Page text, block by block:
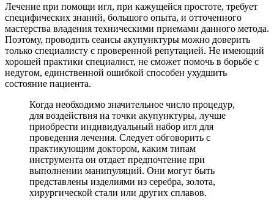
Лечение при помощи игл, при кажущейся простоте, требует
специфических знаний, большого опыта, и отточенного
мастерства владения техническими приемами данного метода.
Поэтому, проводить сеансы акупунктуры можно доверить
только специалисту с проверенной репутацией. Не имеющий
хорошей практики специалист, не сможет помочь в борьбе с
недугом, единственной ошибкой способен ухудшить
состояние пациента.
Когда необходимо значительное число процедур,
для воздействия на точки акупунктуры, лучше
приобрести индивидуальный набор игл для
проведения лечения. Следует обговорить с
практикующим доктором, каким типам
инструмента он отдает предпочтение при
выполнении манипуляций. Они могут быть
представлены изделиями из серебра, золота,
хирургической стали или других сплавов.